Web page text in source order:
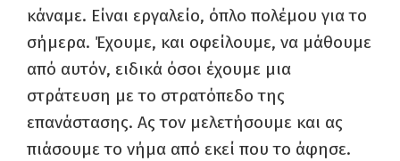
κάναμε. Είναι εργαλείο, όπλο πολέμου για το
σήμερα. Έχουμε, και οφείλουμε, να μάθουμε
από αυτόν, ειδικά όσοι έχουμε μια
στράτευση με το στρατόπεδο της
επανάστασης. Ας τον μελετήσουμε και ας
πιάσουμε το νήμα από εκεί που το άφησε.